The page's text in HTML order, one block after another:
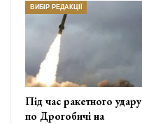
ВИБІР РЕДАКЦІЇ
Під час ракетного удару
по Дрогобичі на